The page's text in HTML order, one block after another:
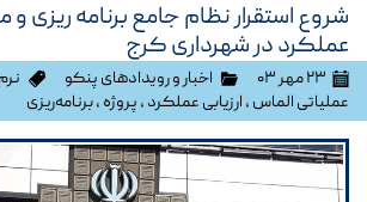
شروع استقرار نظام جامع برنامه ریزی و
عملکرد در شهرداری کرج
۲۳ مهر ۰۳ اخبار و رویدادهای پنکو
عملیاتی الماس ، ارزیابی عملکرد ، پروژه ،برنامه‌ریزی